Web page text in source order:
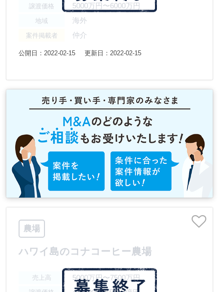
譲渡価格 5000万円〜6000万円
地域 海外
案件掲載者 仲介
公開日：2022-02-15 更新日：2022-02-15
農場
ハワイ島のコナコーヒー農場
売上高 5000万円〜7500万円